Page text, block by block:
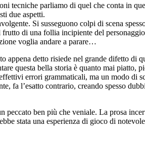
tecniche parliamo di quel che conta in
due aspetti.
Si susseguono colpi di scena
di una follia incipiente del
voglia andare a parare…
appena detto risiede nel grande difetto
questa bella storia è quanto mai
errori grammaticali, ma un modo di
fa l’esatto contrario, creando spesso
peccato ben più che veniale. La prosa
stata una esperienza di gioco di